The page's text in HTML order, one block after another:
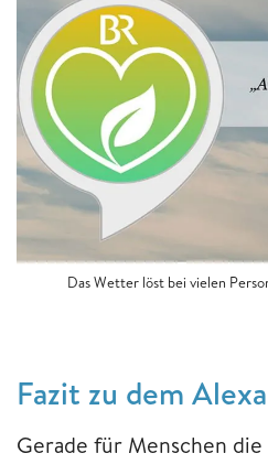
Das Wetter löst bei vielen
Fazit zu dem
Gerade für Menschen